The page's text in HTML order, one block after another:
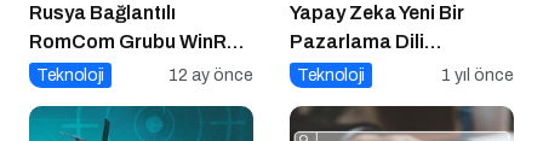
Rusya Bağlantılı
RomCom Grubu WinRAR
Açığını Hedef Aldı
Teknoloji 12 ay önce
Yapay Zeka Yeni Bir
Pazarlama Dili
Konuşuyor:
Güncellemeleri ve
Teknoloji 1 yıl önce